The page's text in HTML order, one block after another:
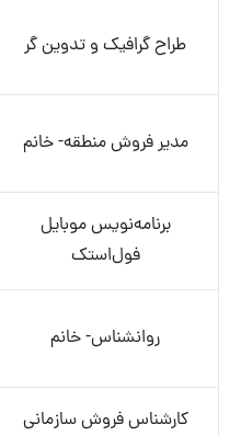
طراح گرافیک و تدوین گر
مدیر فروش منطقه- خانم
برنامه‌نویس موبایل
فول‌استک
روانشناس- خانم
کارشناس فروش سازمانی